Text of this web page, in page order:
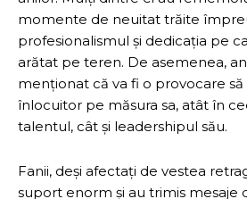
momente de neuitat trăite
profesionalismul și dedicația pe
arătat pe teren. De asemenea,
menționat că va fi o provocare să
înlocuitor pe măsura sa, atât în
talentul, cât și leadershipul său.
Fanii, deși afectați de vestea
suport enorm și au trimis mesaje